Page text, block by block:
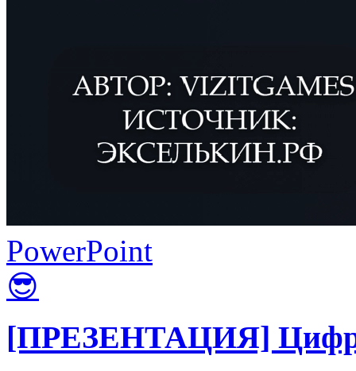
PowerPoint
😎
[ПРЕЗЕНТАЦИЯ]